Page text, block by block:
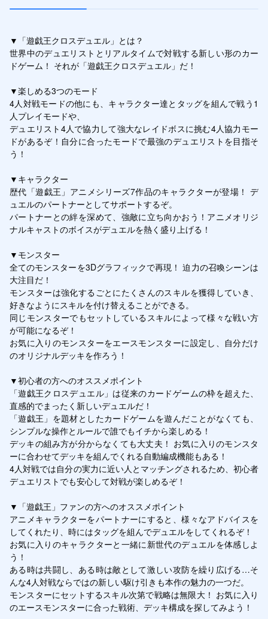
▼「遊戯王クロスデュエル」とは？
世界中のデュエリストとリアルタイムで対戦する新しい形のカー
ドゲーム！ それが「遊戯王クロスデュエル」だ！
▼楽しめる3つのモード
4人対戦モードの他にも、キャラクター達とタッグを組んで戦う1
人プレイモードや、
デュエリスト4人で協力して強大なレイドボスに挑む4人協力モー
ドがあるぞ！自分に合ったモードで最強のデュエリストを目指そ
う！
▼キャラクター
歴代「遊戯王」アニメシリーズ7作品のキャラクターが登場！ デ
ュエルのパートナーとしてサポートするぞ。
パートナーとの絆を深めて、強敵に立ち向かおう！アニメオリジ
ナルキャストのボイスがデュエルを熱く盛り上げる！
▼モンスター
全てのモンスターを3Dグラフィックで再現！ 迫力の召喚シーンは
大注目だ！
モンスターは強化するごとにたくさんのスキルを獲得していき、
好きなようにスキルを付け替えることができる。
同じモンスターでもセットしているスキルによって様々な戦い方
が可能になるぞ！
お気に入りのモンスターをエースモンスターに設定し、自分だけ
のオリジナルデッキを作ろう！
▼初心者の方へのオススメポイント
「遊戯王クロスデュエル」は従来のカードゲームの枠を超えた、
直感的でまったく新しいデュエルだ！
「遊戯王」を題材としたカードゲームを遊んだことがなくても、
シンプルな操作とルールで誰でもイチから楽しめる！
デッキの組み方が分からなくても大丈夫！ お気に入りのモンスタ
ーに合わせてデッキを組んでくれる自動編成機能もある！
4人対戦では自分の実力に近い人とマッチングされるため、初心者
デュエリストでも安心して対戦が楽しめるぞ！
▼「遊戯王」ファンの方へのオススメポイント
アニメキャラクターをパートナーにすると、様々なアドバイスを
してくれたり、時にはタッグを組んでデュエルをしてくれるぞ！
お気に入りのキャラクターと一緒に新世代のデュエルを体感しよ
う！
ある時は共闘し、ある時は敵として激しい攻防を繰り広げる…そ
んな4人対戦ならではの新しい駆け引きも本作の魅力の一つだ。
モンスターにセットするスキル次第で戦略は無限大！ お気に入り
のエースモンスターに合った戦術、デッキ構成を探してみよう！